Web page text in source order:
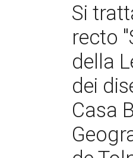
Si
recto
della
dei
Casa